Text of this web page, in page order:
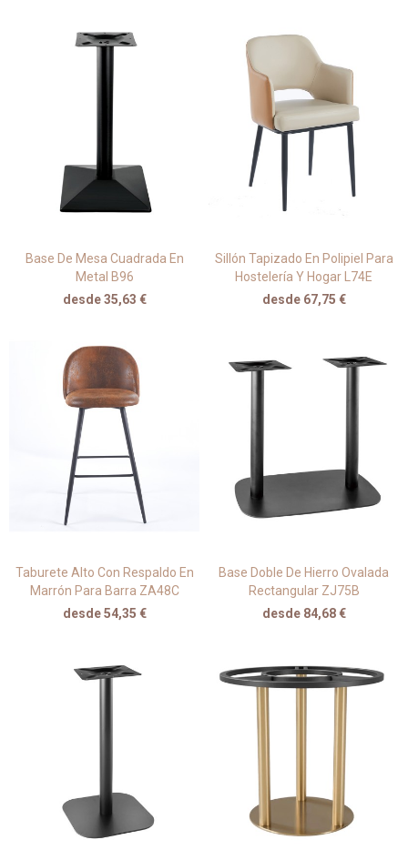
Base De Mesa Cuadrada En
Metal B96
desde 35,63 €
Sillón Tapizado En Polipiel Para
Hostelería Y Hogar L74E
desde 67,75 €
Taburete Alto Con Respaldo En
Marrón Para Barra ZA48C
desde 54,35 €
Base Doble De Hierro Ovalada
Rectangular ZJ75B
desde 84,68 €